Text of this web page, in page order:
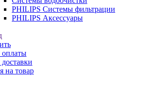
PHILIPS Системы фильтрации
PHILIPS Аксессуары
оплаты
на товар